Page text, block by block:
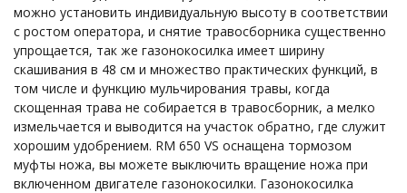
можно установить индивидуальную высоту в соответствии
с ростом оператора, и снятие травосборника существенно
упрощается, так же газонокосилка имеет ширину
скашивания в 48 см и множество практических функций, в
том числе и функцию мульчирования травы, когда
скощенная трава не собирается в травосборник, а мелко
измельчается и выводится на участок обратно, где служит
хорошим удобрением. RM 650 VS оснащена тормозом
муфты ножа, вы можете выключить вращение ножа при
включенном двигателе газонокосилки. Газонокосилка